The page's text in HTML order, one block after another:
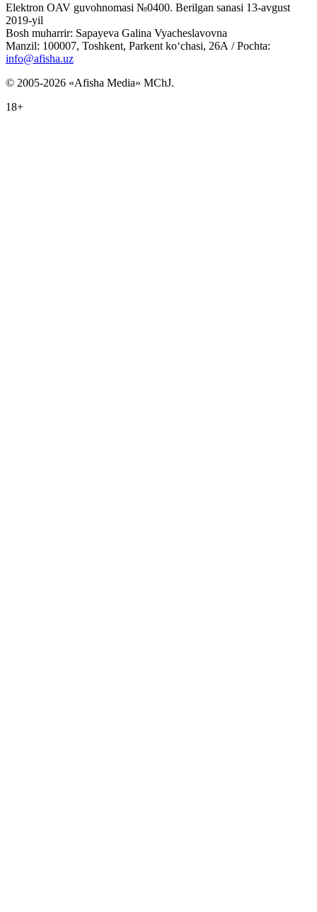
Elektron OAV guvohnomasi №0400. Berilgan sanasi 13-avgust
2019-yil
Bosh muharrir: Sapayeva Galina Vyacheslavovna
Manzil: 100007, Toshkent, Parkent ko‘chasi, 26А / Pochta:
info@afisha.uz
© 2005-2026 «Afisha Media» MChJ.
18+